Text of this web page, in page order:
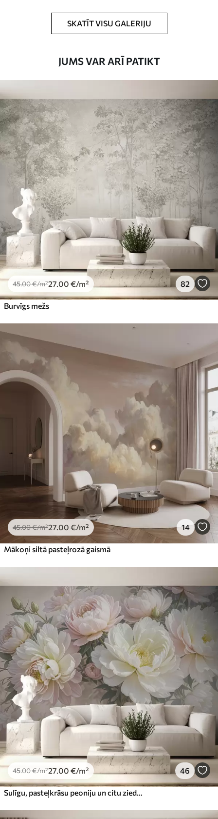
Tapetes var viegli notīrīt ar mīkstu sūkli.
Tapetes ar lakas pārklājumu var tīrīt ar
Viengabala lietojums
Pieejamie materiāli
Standarts
45.00 27.00€/m²
Premium
56.6734.00€ /m²
Premium vinils
65.0039.00€/m²
Peel and Stick
.99€/m²
SKATĪT VISU GALERIJU
JUMS VAR ARĪ PATIKT
45.00€/m²27.00 €/m² 82
Burvīgs mežs
45.00€/m²27.00 €/m² 14
Mākoņi siltā pasteļrozā gaismā
45.00€/m²27.00 €/m² 46
Sulīgu, pasteļkrāsu peoniju un citu ziedu pušķis uz maiga, izplūduša fona